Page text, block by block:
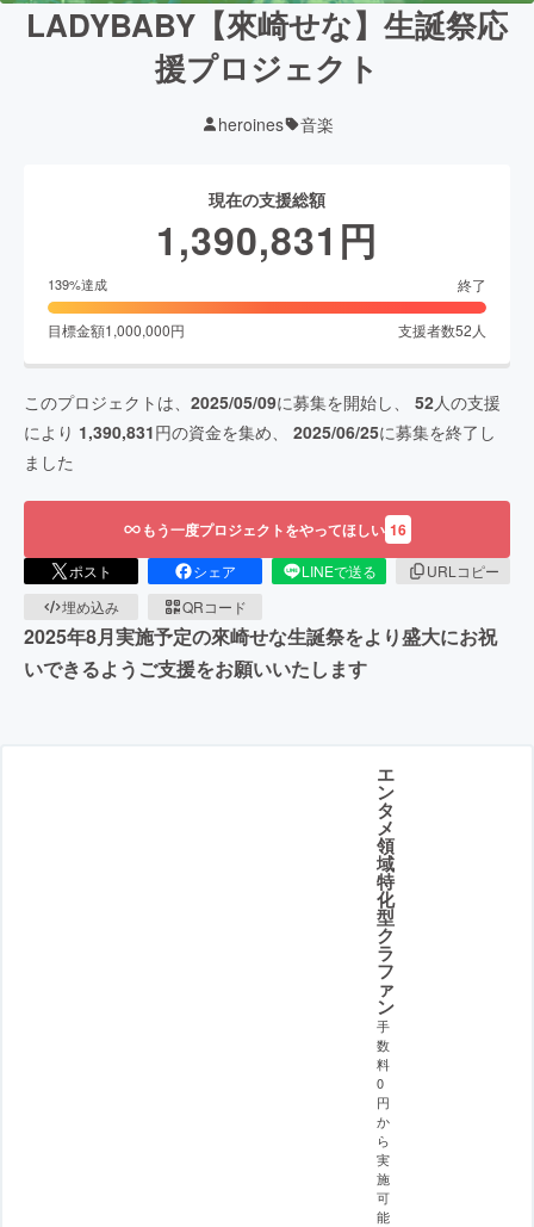
LADYBABY【來崎せな】生誕祭応
援プロジェクト
heroines 音楽
現在の支援総額
1,390,831 円
139%達成 終了
目標金額1,000,000円 支援者数52 人
このプロジェクトは、 2025/05/09に募集を開始し、 52人の支援
により 1,390,831円の資金を集め、 2025/06/25に募集を終了し
ました
もう一度プロジェクトをやってほしい 16
ポスト シェア LINEで送る
URLコピー
埋め込み
QRコード
2025年8月実施予定の來崎せな生誕祭をより盛大にお祝
いできるようご支援をお願いいたします
エ
ン
タ
メ
領
域
特
化
型
ク
ラ
フ
ァ
ン
手
数
料
0
円
か
ら
実
施
可
能